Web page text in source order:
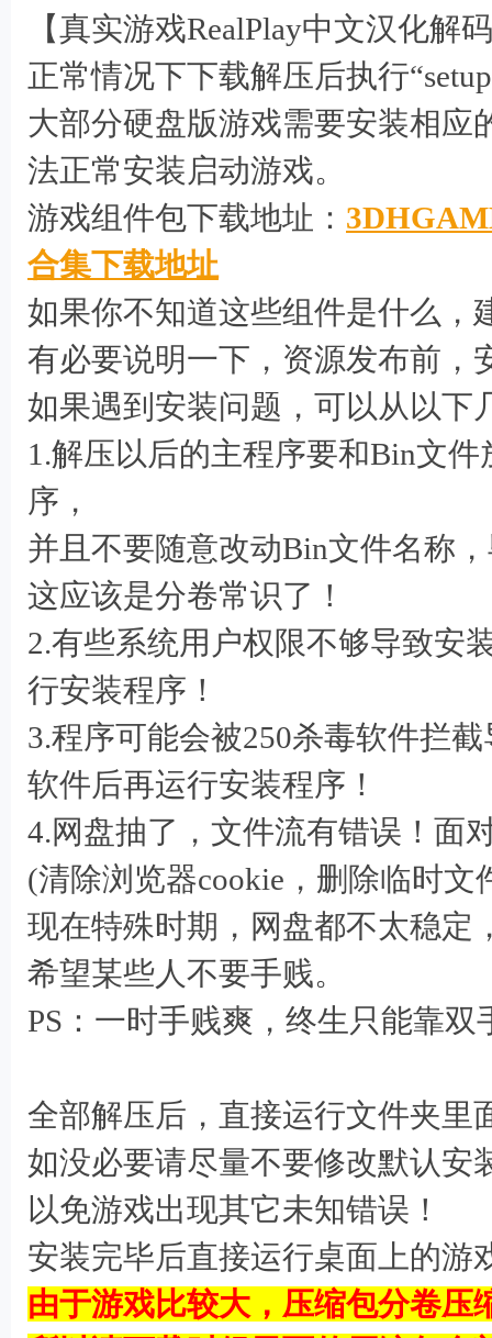
【真实游戏RealPlay中文汉化解
正常情况下下载解压后执行
大部分硬盘版游戏需要安装相应
法正常安装启动游戏。
游戏组件包下载地址：
合集下载地址
如果你不知道这些组件是什么，
有必要说明一下，资源发布前，
如果遇到安装问题，可以从以下
1.解压以后的主程序要和Bin文
序，
并且不要随意改动Bin文件名称
这应该是分卷常识了！
2.有些系统用户权限不够导致安
行安装程序！
3.程序可能会被250杀毒软件拦
软件后再运行安装程序！
4.网盘抽了，文件流有错误！面
(清除浏览器cookie，删除临时
现在特殊时期，网盘都不太稳定
希望某些人不要手贱。
PS：一时手贱爽，终生只能靠双
全部解压后，直接运行文件夹里
如没必要请尽量不要修改默认安
以免游戏出现其它未知错误！
安装完毕后直接运行桌面上的游
由于游戏比较大，压缩包分卷压